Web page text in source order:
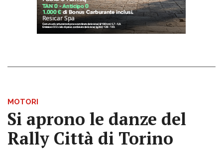
MOTORI
Si aprono le danze del
Rally Città di Torino